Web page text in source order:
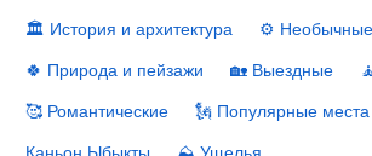
🏛 История и архитектура
⚙️ Необычные
🍀 Природа и пейзажи
🏡 Выездные
🥰 Романтические
🗽 Популярные места
Каньон Ыбыкты
⛰️ Ущелья